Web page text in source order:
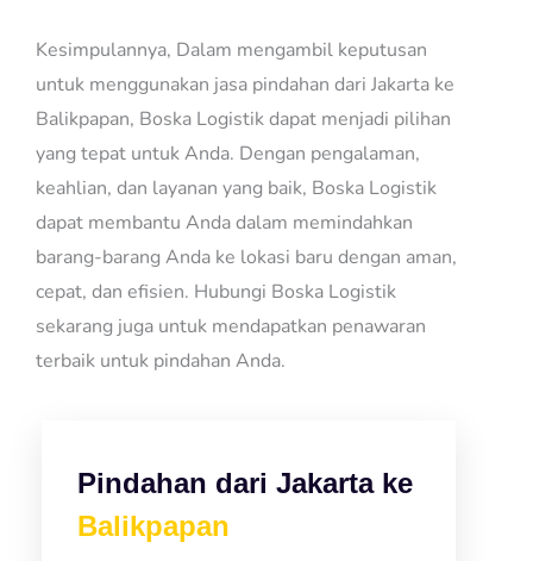
Kesimpulannya, Dalam mengambil keputusan
untuk menggunakan jasa pindahan dari Jakarta ke
Balikpapan, Boska Logistik dapat menjadi pilihan
yang tepat untuk Anda. Dengan pengalaman,
keahlian, dan layanan yang baik, Boska Logistik
dapat membantu Anda dalam memindahkan
barang-barang Anda ke lokasi baru dengan aman,
cepat, dan efisien. Hubungi Boska Logistik
sekarang juga untuk mendapatkan penawaran
terbaik untuk pindahan Anda.
Pindahan dari Jakarta ke
Balikpapan